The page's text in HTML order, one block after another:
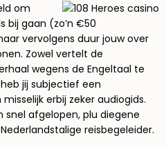
om
bij gaan (zo’n €50
vervolgens duur jouw over
Zowel vertelt de
wegens de Engeltaal te
jij subjectief een
erbij zeker audiogids.
afgelopen, plu diegene
reisbegeleider.